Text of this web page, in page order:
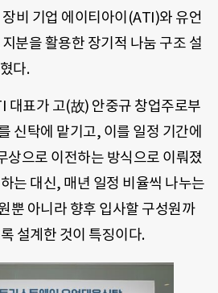
비 기업 에이티아이(ATI)와 유언
분을 활용한 장기적 나눔 구조 설
다.
대표가 고(故) 안중규 창업주로부
신탁에 맡기고, 이를 일정 기간에
상으로 이전하는 방식으로 이뤄졌
는 대신, 매년 일정 비율씩 나누는
뿐 아니라 향후 입사할 구성원까
설계한 것이 특징이다.